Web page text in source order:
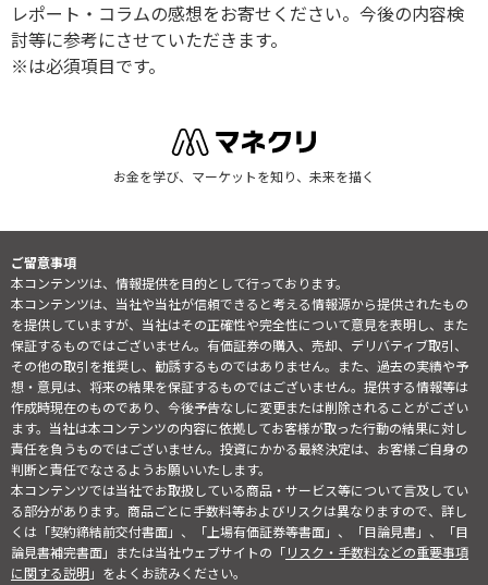
レポート・コラムの感想をお寄せください。今後の内容検
討等に参考にさせていただきます。
※は必須項目です。
お金を学び、マーケットを知り、未来を描く
ご留意事項
本コンテンツは、情報提供を目的として行っております。
本コンテンツは、当社や当社が信頼できると考える情報源から提供されたもの
を提供していますが、当社はその正確性や完全性について意見を表明し、また
保証するものではございません。有価証券の購入、売却、デリバティブ取引、
その他の取引を推奨し、勧誘するものではありません。また、過去の実績や予
想・意見は、将来の結果を保証するものではございません。提供する情報等は
作成時現在のものであり、今後予告なしに変更または削除されることがござい
ます。当社は本コンテンツの内容に依拠してお客様が取った行動の結果に対し
責任を負うものではございません。投資にかかる最終決定は、お客様ご自身の
判断と責任でなさるようお願いいたします。
本コンテンツでは当社でお取扱している商品・サービス等について言及してい
る部分があります。商品ごとに手数料等およびリスクは異なりますので、詳し
くは「契約締結前交付書面」、「上場有価証券等書面」、「目論見書」、「目
論見書補完書面」または当社ウェブサイトの「リスク・手数料などの重要事項
に関する説明」をよくお読みください。